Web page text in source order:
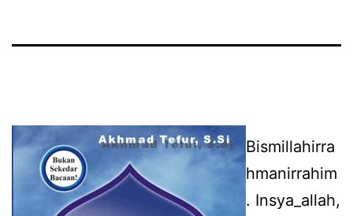
Bismillahirra
hmanirrahim
. Insya_allah,